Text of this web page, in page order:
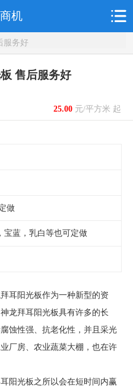
机
服务好
售后服务好
25.00元/平方米 起
做
宝蓝，乳白等也可定做
耳阳光板作为一种新型的资
龙拜耳阳光板具有许多的长
蚀性强、抗老化性，并且采光
厂房、农业蔬菜大棚，也在许
阳光板之所以会在短时间内赢